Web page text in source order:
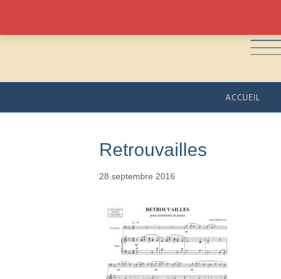
ACCUEIL
Retrouvailles
28 septembre 2016